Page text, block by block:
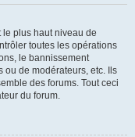
le plus haut niveau de
toutes les opérations
le bannissement
ou de modérateurs, etc. Ils
des forums. Tout ceci
du forum.